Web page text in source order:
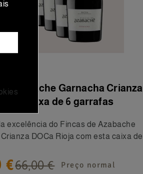
Azabache Garnacha Crianza
- Caixa de 6 garrafas
excelência do Fincas de Azabache
DOCa Rioja com esta caixa de
€66,00 € Preço normal